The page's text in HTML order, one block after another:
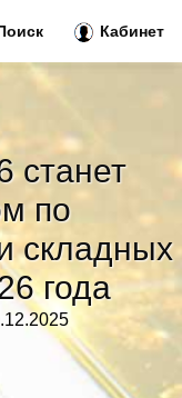
станет
по
складных
года
Кабинет